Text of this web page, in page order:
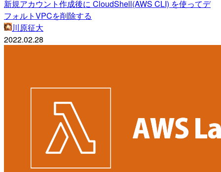
新規アカウント作成後に CloudShell(AWS CLI) を使ってデ
フォルトVPCを削除する
川原征大
2022.02.28